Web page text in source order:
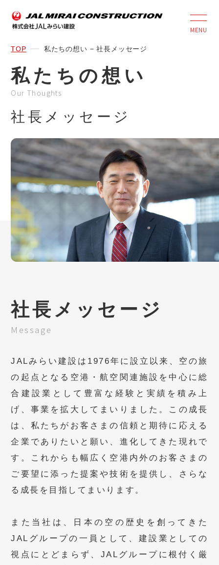
MENU
TOP 私たちの想い − 社長メッセージ
私たちの想い
社長メッセージ
Our Thoughts
社長メッセージ
Message
JALみらい建設は1976年に設立以来、空の旅
の起点となる空港・航空関連施設を中心に総
合建設業として豊富な経験と実績を積み上
げ、事業を拡大してまいりました。この成長
は、私たちがお客さまの信頼と期待に応える
企業でありたいと願い、進化してきた現れで
す。これからも幅広く空港内外のお客さまの
ご要望に添った提案や技術を提供し、さらな
る成長を目指してまいります。
また当社は、日本の空の歴史を創ってきた
JALグループの一員として、建設業としての
視点にとどまらず、JALグループに根付く厳